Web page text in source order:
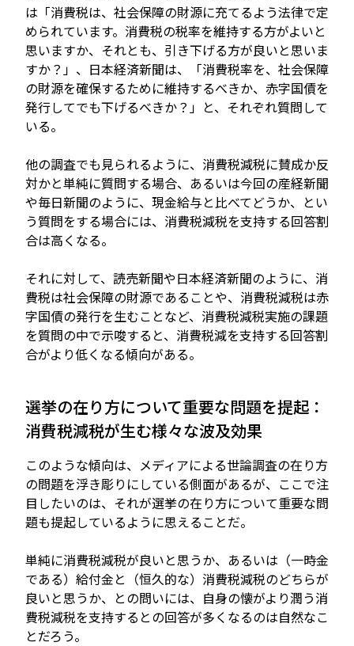
は「消費税は、社会保障の財源に充てるよう法律で定
められています。消費税の税率を維持する方がよいと
思いますか、それとも、引き下げる方が良いと思いま
すか？」、日本経済新聞は、「消費税率を、社会保障
の財源を確保するために維持するべきか、赤字国債を
発行してでも下げるべきか？」と、それぞれ質問して
いる。
他の調査でも見られるように、消費税減税に賛成か反
対かと単純に質問する場合、あるいは今回の産経新聞
や毎日新聞のように、現金給与と比べてどうか、とい
う質問をする場合には、消費税減税を支持する回答割
合は高くなる。
それに対して、読売新聞や日本経済新聞のように、消
費税は社会保障の財源であることや、消費税減税は赤
字国債の発行を生むことなど、消費税減税実施の課題
を質問の中で示唆すると、消費税減を支持する回答割
合がより低くなる傾向がある。
選挙の在り方について重要な問題を提起：
消費税減税が生む様々な波及効果
このような傾向は、メディアによる世論調査の在り方
の問題を浮き彫りにしている側面があるが、ここで注
目したいのは、それが選挙の在り方について重要な問
題も提起しているように思えることだ。
単純に消費税減税が良いと思うか、あるいは（一時金
である）給付金と（恒久的な）消費税減税のどちらが
良いと思うか、との問いには、自身の懐がより潤う消
費税減税を支持するとの回答が多くなるのは自然なこ
とだろう。